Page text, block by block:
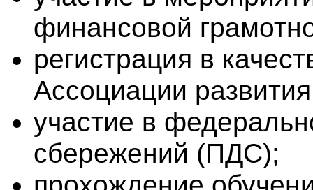
финансовой
регистрация в
Ассоциации
участие в
сбережений (ПДС);